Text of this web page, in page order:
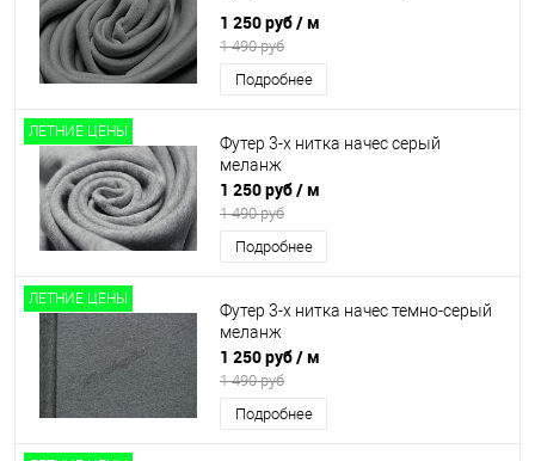
1 250 руб/ м
1 490 руб
Подробнее
ЛЕТНИЕ ЦЕНЫ
Футер 3-х нитка начес серый
меланж
1 250 руб/ м
1 490 руб
Подробнее
ЛЕТНИЕ ЦЕНЫ
Футер 3-х нитка начес темно-серый
меланж
1 250 руб/ м
1 490 руб
Подробнее